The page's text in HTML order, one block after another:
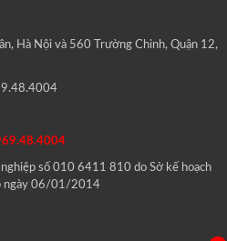
Hà Nội và 560 Trường Chinh, Quận 12,
số 010 6411 810 do Sở kế hoạch
ngày 06/01/2014